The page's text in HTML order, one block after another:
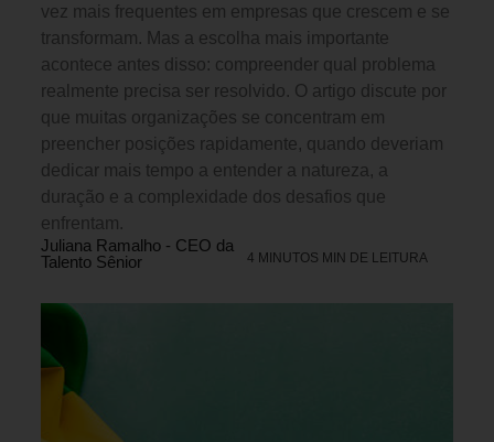
vez mais frequentes em empresas que crescem e se
transformam. Mas a escolha mais importante
acontece antes disso: compreender qual problema
realmente precisa ser resolvido. O artigo discute por
que muitas organizações se concentram em
preencher posições rapidamente, quando deveriam
dedicar mais tempo a entender a natureza, a
duração e a complexidade dos desafios que
enfrentam.
Juliana Ramalho - CEO da
Talento Sênior
4 MINUTOS MIN DE LEITURA